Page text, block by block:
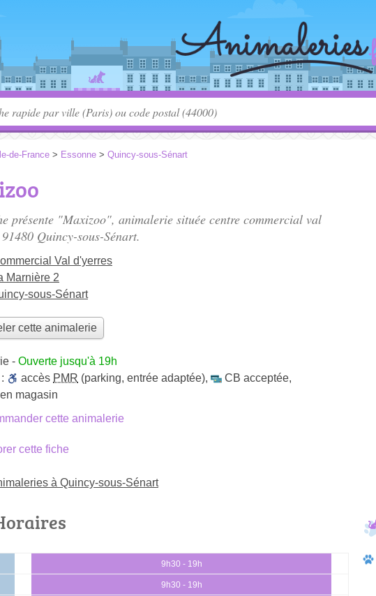
Île-de-France > Essonne > Quincy-sous-Sénart
présente "Maxizoo", animalerie située centre commercial val
Quincy-sous-Sénart.
Val d'yerres
Marnière 2
sous-Sénart
cette animalerie
- Ouverte jusqu'à 19h
accès PMR (parking, entrée adaptée), CB acceptée,
magasin
cette animalerie
cette fiche
à Quincy-sous-Sénart
9h30 - 19h
9h30 - 19h